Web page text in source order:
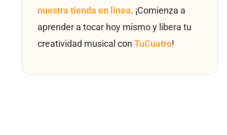
nuestra tienda en línea. ¡Comienza a
aprender a tocar hoy mismo y libera tu
creatividad musical con TuCuatro!